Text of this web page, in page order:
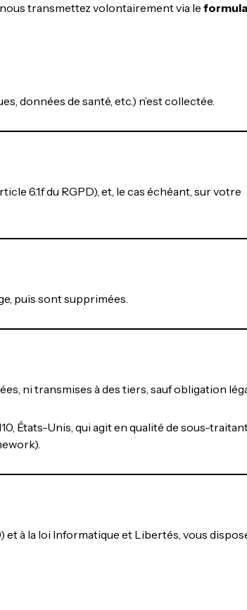
transmettez volontairement via le
données de santé, etc.) n’est collectée.
6.1.f du RGPD), et, le cas échéant, sur votre
puis sont supprimées.
ni transmises à des tiers, sauf obligation
États-Unis, qui agit en qualité de sous-
à la loi Informatique et Libertés, vous